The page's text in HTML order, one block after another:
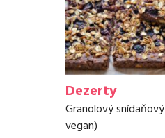
Dezerty
Granolový
vegan)